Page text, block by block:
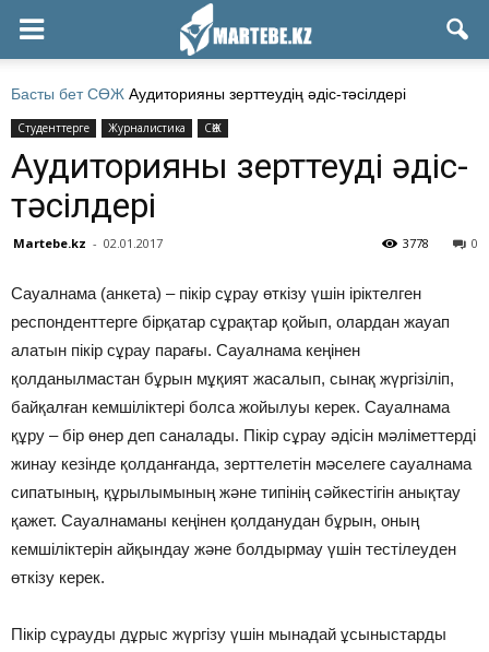
Басты бет СӨЖ Аудиторияны зерттеудің әдіс-тәсілдері
Студенттерге Журналистика СӨЖ
Аудиторияны зерттеудің әдіс-
тәсілдері
Martebe.kz - 02.01.2017 0
3778
Сауалнама (анкета) – пікір сұрау өткізу үшін іріктелген
респонденттерге бірқатар сұрақтар қойып, олардан жауап
алатын пікір сұрау парағы. Сауалнама кеңінен
қолданылмастан бұрын мұқият жасалып, сынақ жүргізіліп,
байқалған кемшіліктері болса жойылуы керек. Сауалнама
құру – бір өнер деп саналады. Пікір сұрау әдісін мәліметтерді
жинау кезінде қолданғанда, зерттелетін мәселеге сауалнама
сипатының, құрылымының және типінің сәйкестігін анықтау
қажет. Сауалнаманы кеңінен қолданудан бұрын, оның
кемшіліктерін айқындау және болдырмау үшін тестілеуден
өткізу керек.
Пікір сұрауды дұрыс жүргізу үшін мынадай ұсыныстарды